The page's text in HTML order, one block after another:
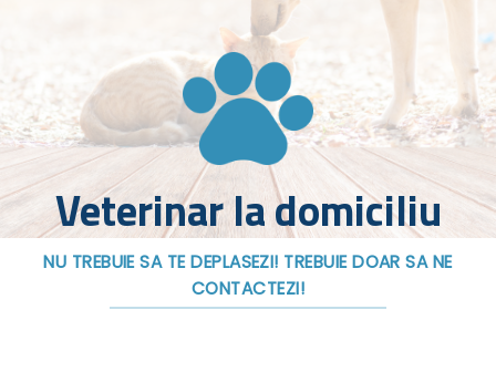
Veterinar la domiciliu
NU TREBUIE SA TE DEPLASEZI! TREBUIE DOAR SA NE
CONTACTEZI!